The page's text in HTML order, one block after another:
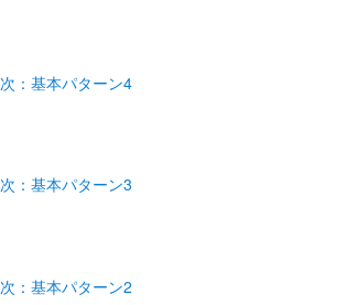
：基本パターン4
：基本パターン3
：基本パターン2